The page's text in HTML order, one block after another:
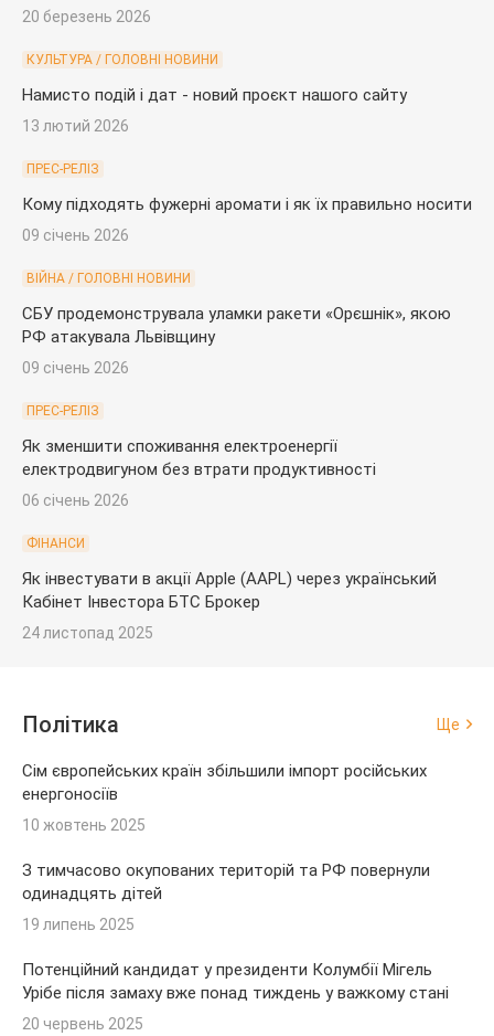
20 березень 2026
КУЛЬТУРА / ГОЛОВНІ НОВИНИ
Намисто подій і дат - новий проєкт нашого сайту
13 лютий 2026
ПРЕС-РЕЛІЗ
Кому підходять фужерні аромати і як їх правильно носити
09 січень 2026
ВІЙНА / ГОЛОВНІ НОВИНИ
СБУ продемонструвала уламки ракети «Орєшнік», якою
РФ атакувала Львівщину
09 січень 2026
ПРЕС-РЕЛІЗ
Як зменшити споживання електроенергії
електродвигуном без втрати продуктивності
06 січень 2026
ФІНАНСИ
Як інвестувати в акції Apple (AAPL) через український
Кабінет Інвестора БТС Брокер
24 листопад 2025
Політика Ще
Сім європейських країн збільшили імпорт російських
енергоносіїв
10 жовтень 2025
З тимчасово окупованих територій та РФ повернули
одинадцять дітей
19 липень 2025
Потенційний кандидат у президенти Колумбії Мігель
Урібе після замаху вже понад тиждень у важкому стані
20 червень 2025